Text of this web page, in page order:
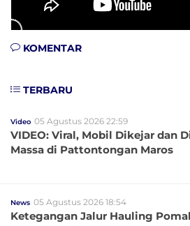
KOMENTAR
TERBARU
Video 05 Agustus 2026 22:59
VIDEO: Viral, Mobil Dikejar dan
Massa di Pattontongan Maros
News 05 Agustus 2026 18:54
Ketegangan Jalur Hauling